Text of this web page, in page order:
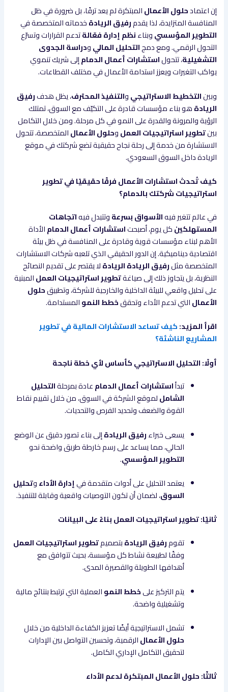
إن اعتمادحلول الأعمالالمبتكرة لم يعد ترفًا، بل ضرورة في ظل
المنافسة المتزايدة، لذا يقدمرفيق الريادةخدماته المتخصصة في
التطوير المؤسسيوبناءنظم إدارة فعّالةتدعم القرارات وتسرّع
التحول الرقمي. ومع دمجالتحليل الماليودراسة الجدوى
التشغيلية، تتحولاستشارات أعمال الدمامإلى شريك تنموي
يواكب التغيرات ويعزز استدامة الأعمال في مختلف القطاعات.
وبينالتخطيط الاستراتيجيوالتنفيذ المحترف، يظل هدفرفيق
الريادةهو بناء مؤسسات قادرة على التكيّف مع السوق، تمتلك
الرؤية والمرونة والقدرة على النمو في كل مرحلة. ومن خلال التكامل
بينتطوير استراتيجيات العملوحلول الأعمالالمتخصصة، تتحول
الاستشارة من خدمة إلى رحلة نجاح حقيقية تضع شركتك في موقع
الريادة داخل السوق السعودي.
كيف تُحدث استشارات الأعمال فرقًا حقيقيًا في تطوير
استراتيجيات شركتك بالدمام؟
في عالم تتغير فيهالأسواق بسرعةوتتبدل فيهاتجاهات
المستهلكينكل يوم، أصبحتاستشارات أعمال الدمامالأداة
الأهم لبناء مؤسسات قوية وقادرة على المنافسة في ظل بيئة
اقتصادية ديناميكية. إن الدور الحقيقي الذي تلعبه شركات الاستشارات
المتخصصة مثلرفيق الريادة الريادةلا يقتصر على تقديم النصائح
النظرية، بل يتجاوز ذلك إلى صياغةتطوير استراتيجيات العملالمبنية
على تحليل واقعي للبيئة الداخلية والخارجية للشركة، وتطبيقحلول
الأعمالالتي تدعم الأداء وتحققخطط النموالمستدامة.
اقرأ المزيد:كيف تساعد الاستشارات المالية في تطوير
المشاريع الناشئة؟
أولًا: التحليل الاستراتيجي كأساس لأي خطة ناجحة
تبدأاستشارات أعمال الدمامعادة بمرحلةالتحليل
الشامللموقع الشركة في السوق، من خلال تقييم نقاط
القوة والضعف وتحديد الفرص والتحديات.
يسعى خبراءرفيق الريادةإلى بناء تصور دقيق عن الوضع
الحالي، مما يساعد على رسم خارطة طريق واضحة نحو
التطوير المؤسسي.
يعتمد التحليل على أدوات متقدمة فيإدارة الأداءوتحليل
السوق، لضمان أن تكون التوصيات واقعية وقابلة للتنفيذ.
ثانيًا: تطوير استراتيجيات العمل بناءً على البيانات
تقومرفيق الريادةبتصميمتطوير استراتيجيات العمل
وفقًا لطبيعة نشاط كل مؤسسة، بحيث تتوافق مع
أهدافها الطويلة والقصيرة المدى.
يتم التركيز علىخطط النموالعملية التي ترتبط بنتائج مالية
وتشغيلية واضحة.
تشمل الاستراتيجية أيضًا تعزيز الكفاءة الداخلية من خلال
حلول الأعمالالرقمية، وتحسين التواصل بين الإدارات
لتحقيق التكامل الإداري الكامل.
ثالثًا: حلول الأعمال المبتكرة لدعم الأداء